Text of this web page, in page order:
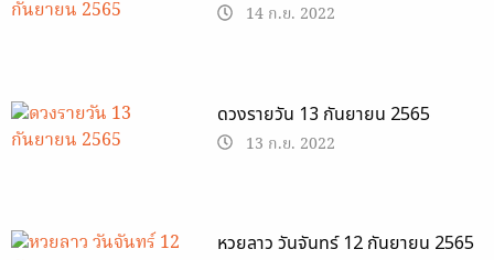
14 ก.ย. 2022
ดวงรายวัน 13 กันยายน 2565
13 ก.ย. 2022
หวยลาว วันจันทร์ 12 กันยายน 2565